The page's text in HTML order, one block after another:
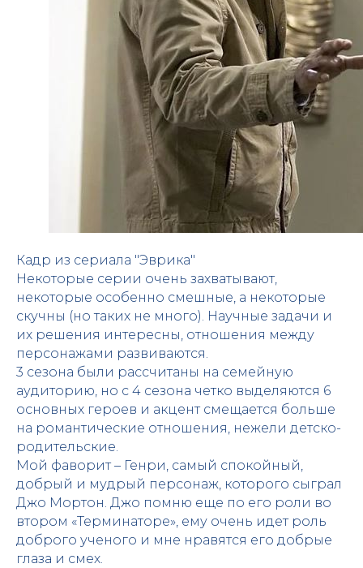
Кадр из сериала "Эврика"
Некоторые серии очень захватывают,
некоторые особенно смешные, а некоторые
скучны (но таких не много). Научные задачи и
их решения интересны, отношения между
персонажами развиваются.
3 сезона были рассчитаны на семейную
аудиторию, но с 4 сезона четко выделяются 6
основных героев и акцент смещается больше
на романтические отношения, нежели детско-
родительские.
Мой фаворит – Генри, самый спокойный,
добрый и мудрый персонаж, которого сыграл
Джо Мортон. Джо помню еще по его роли во
втором «Терминаторе», ему очень идет роль
доброго ученого и мне нравятся его добрые
глаза и смех.